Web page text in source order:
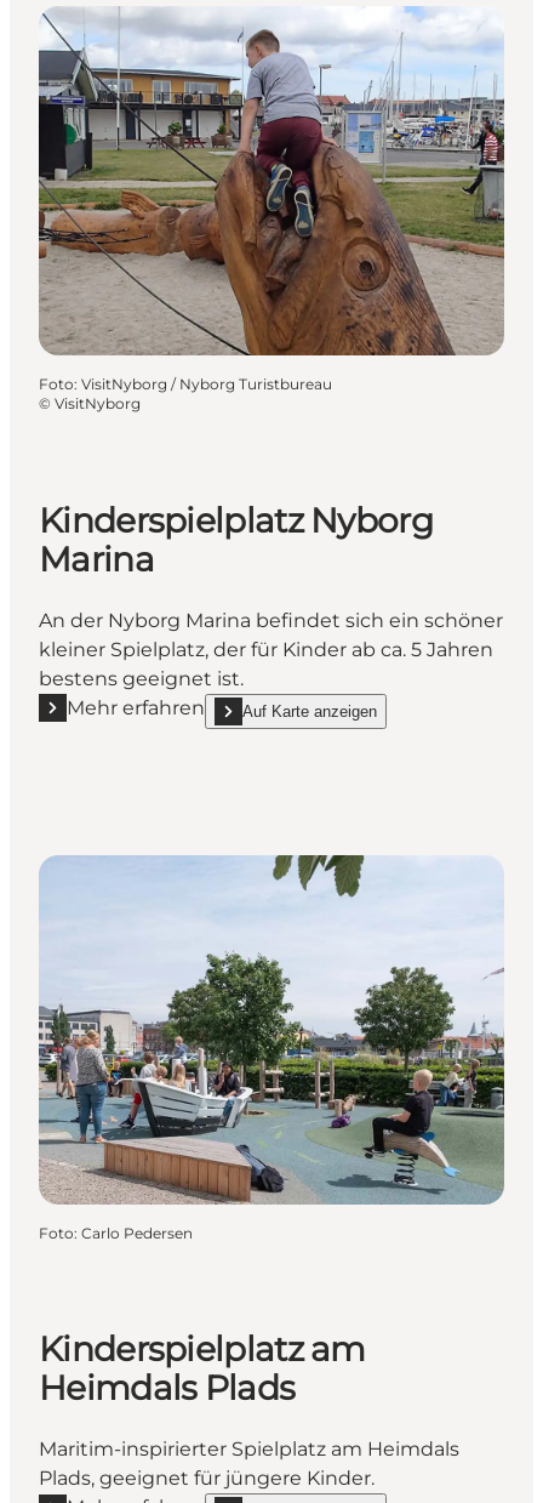
Foto: VisitNyborg / Nyborg Turistbureau
© VisitNyborg
Kinderspielplatz Nyborg
Marina
An der Nyborg Marina befindet sich ein schöner
kleiner Spielplatz, der für Kinder ab ca. 5 Jahren
bestens geeignet ist.
Mehr erfahren
Mehr erfahren "Kinderspielplatz Nyborg Marina"
Auf Karte anzeigen
show Kinderspielplatz Nyborg Marina on_map
Foto: Carlo Pedersen
Kinderspielplatz am
Heimdals Plads
Maritim-inspirierter Spielplatz am Heimdals
Plads, geeignet für jüngere Kinder.